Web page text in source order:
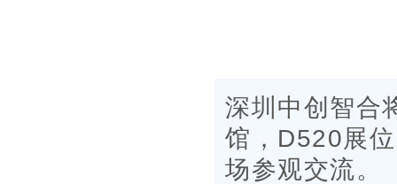
深圳中创智合
馆，D520展
场参观交流。